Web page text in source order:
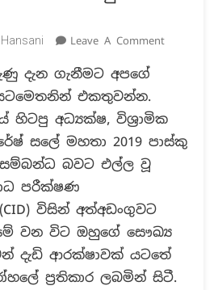
Hansani Leave A CommentOn
මැති
කරන
නොමග
යවන
සුළු
දැන ගැනීමට අපගේ
එකතුවන්න.
හිටපු අධ්‍යක්ෂ, විශ්‍රාමික
සලේ මහතා 2019 පාස්කු
සම්බන්ධ බවට එල්ල වූ
පරීක්ෂණ
විසින් අත්අඩංගුවට
වන විට ඔහුගේ සෞඛ්‍ය
දැඩි ආරක්ෂාවක් යටතේ
ප්‍රතිකාර ලබමින් සිටී.